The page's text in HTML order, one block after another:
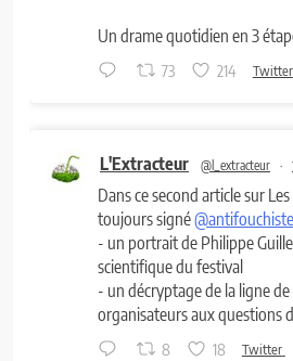
Un drame quotidien en 3
73 214 Twitter
L'Extracteur @l_extracteur ·
Dans ce second article sur
toujours signé@antifouchiste
- un portrait de Philippe
scientifique du festival
- un décryptage de la ligne
organisateurs aux questions
8 18 Twitter